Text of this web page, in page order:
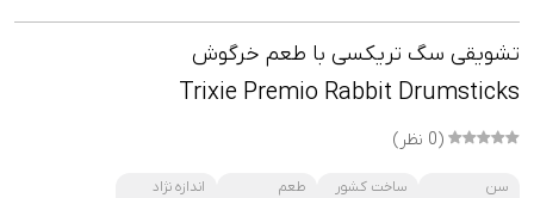
تشویقی سگ تریکسی با طعم خرگوش
Trixie Premio Rabbit Drumsticks
(0 نظر)
سن ساخت کشور طعم اندازه نژاد